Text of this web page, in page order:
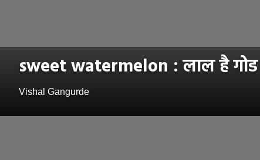
sweet watermelon : लाल है
Vishal Gangurde